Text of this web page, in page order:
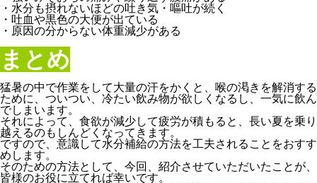
・水分も摂れないほどの吐き気・嘔吐が続く
・吐血や黒色の大便が出ている
・原因の分からない体重減少がある
まとめ
猛暑の中で作業をして大量の汗をかくと、喉の渇きを解消する
ために、ついつい、冷たい飲み物が欲しくなるし、一気に飲ん
でしまいます。
それによって、食欲が減少して疲労が積もると、長い夏を乗り
越えるのもしんどくなってきます。
ですので、意識して水分補給の方法を工夫されることをおすす
めします。
そのための方法として、今回、紹介させていただいたことが、
皆様のお役に立てれば幸いです。